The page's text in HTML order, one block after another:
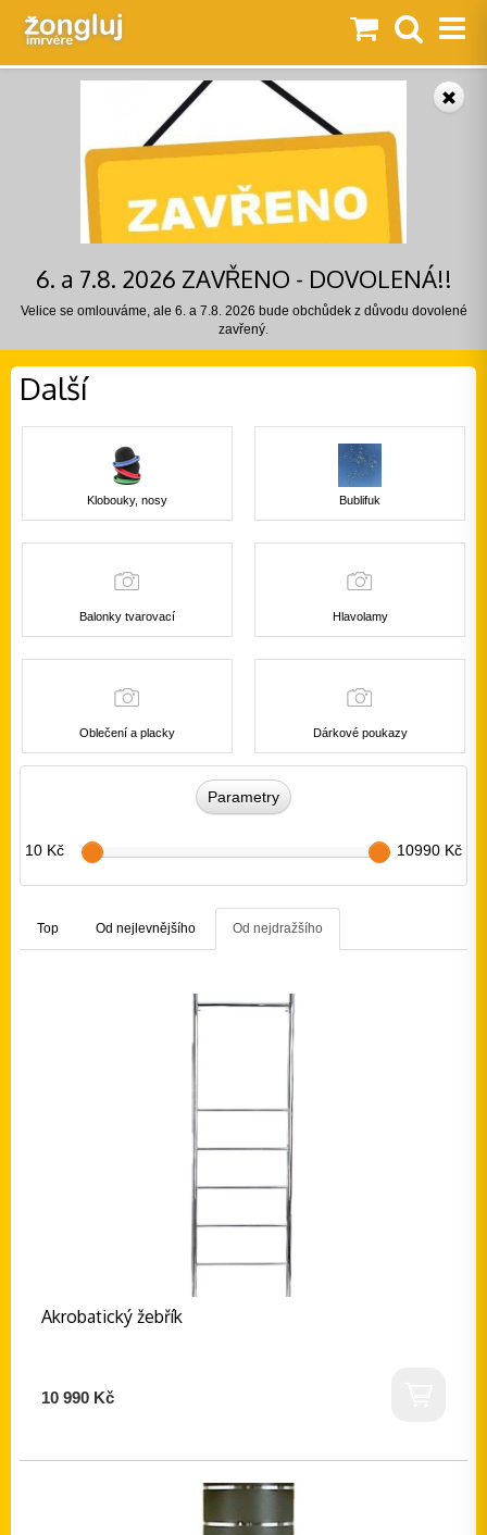
6. a 7.8. 2026 ZAVŘENO - DOVOLENÁ!!
Velice se omlouváme, ale 6. a 7.8. 2026 bude obchůdek z důvodu dovolené
zavřený.
Další
Klobouky, nosy Bublifuk
Balonky tvarovací Hlavolamy
Oblečení a placky Dárkové poukazy
Parametry
10 Kč 10990 Kč
Top Od nejlevnějšího Od nejdražšího
Akrobatický žebřík
10 990 Kč